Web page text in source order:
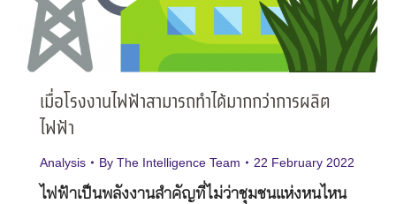
เมื่อโรงงานไฟฟ้าสามารถทำได้มากกว่าการผลิต
ไฟฟ้า
Analysis By The Intelligence Team 22 February 2022
ไฟฟ้าเป็นพลังงานสำคัญที่ไม่ว่าชุมชนแห่งหนไหน